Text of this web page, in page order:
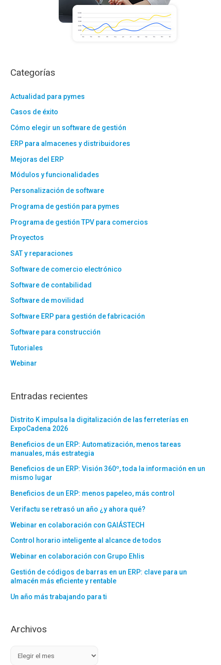
Categorías
Actualidad para pymes
Casos de éxito
Cómo elegir un software de gestión
ERP para almacenes y distribuidores
Mejoras del ERP
Módulos y funcionalidades
Personalización de software
Programa de gestión para pymes
Programa de gestión TPV para comercios
Proyectos
SAT y reparaciones
Software de comercio electrónico
Software de contabilidad
Software de movilidad
Software ERP para gestión de fabricación
Software para construcción
Tutoriales
Webinar
Entradas recientes
Distrito K impulsa la digitalización de las ferreterías en
ExpoCadena 2026
Beneficios de un ERP: Automatización, menos tareas
manuales, más estrategia
Beneficios de un ERP: Visión 360º, toda la información en un
mismo lugar
Beneficios de un ERP: menos papeleo, más control
Verifactu se retrasó un año ¿y ahora qué?
Webinar en colaboración con GAIÁSTECH
Control horario inteligente al alcance de todos
Webinar en colaboración con Grupo Ehlis
Gestión de códigos de barras en un ERP: clave para un
almacén más eficiente y rentable
Un año más trabajando para ti
Archivos